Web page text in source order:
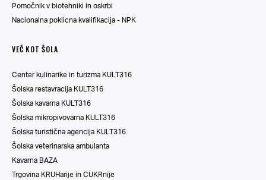
Pomočnik v biotehniki in oskrbi
Nacionalna poklicna kvalifikacija - NPK
VEČ KOT ŠOLA
Center kulinarike in turizma KULT316
Šolska restavracija KULT316
Šolska kavarna KULT316
Šolska mikropivovarna KULT316
Šolska turistična agencija KULT316
Šolska veterinarska ambulanta
Kavarna BAZA
Trgovina KRUHarije in CUKRnije